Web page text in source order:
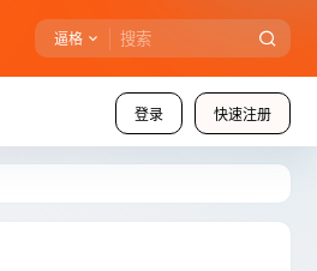
逼格
登录 快速注册